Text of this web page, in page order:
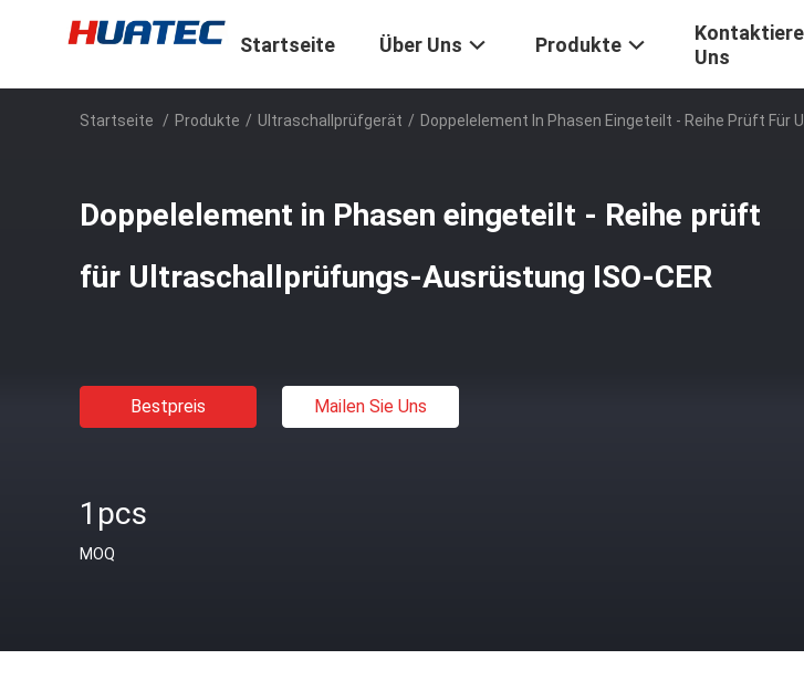
Startseite Über Uns Produkte
Uns
Startseite / Produkte / Ultraschallprüfgerät / Doppelelement In Phasen Eingeteilt - Reihe Prüft Für
Doppelelement in Phasen eingeteilt - Reihe prüft
für Ultraschallprüfungs-Ausrüstung ISO-CER
Bestpreis Mailen Sie Uns
1pcs
MOQ